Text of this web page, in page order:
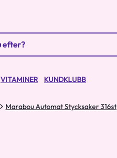
VITAMINER KUNDKLUBB
Marabou Automat Stycksaker 316st